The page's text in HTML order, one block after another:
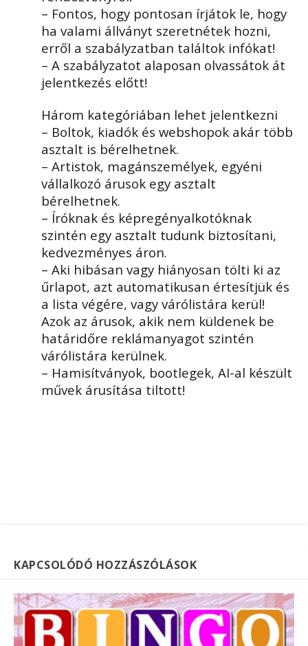
– Fontos, hogy pontosan írjátok le, hogy
ha valami állványt szeretnétek hozni,
erről a szabályzatban találtok infókat!
– A szabályzatot alaposan olvassátok át
jelentkezés előtt!
Három kategóriában lehet jelentkezni
– Boltok, kiadók és webshopok akár több
asztalt is bérelhetnek.
– Artistok, magánszemélyek, egyéni
vállalkozó árusok egy asztalt
bérelhetnek.
– Íróknak és képregényalkotóknak
szintén egy asztalt tudunk biztosítani,
kedvezményes áron.
– Aki hibásan vagy hiányosan tölti ki az
űrlapot, azt automatikusan értesítjük és
a lista végére, vagy várólistára kerül!
Azok az árusok, akik nem küldenek be
határidőre reklámanyagot szintén
várólistára kerülnek.
– Hamisítványok, bootlegek, AI-al készült
művek árusítása tiltott!
KAPCSOLÓDÓ HOZZÁSZÓLÁSOK